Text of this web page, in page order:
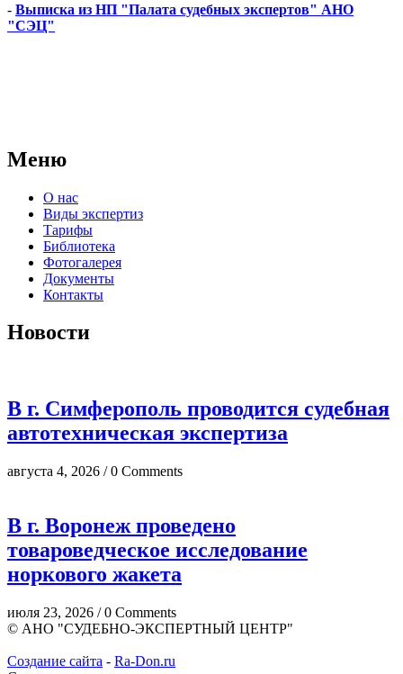
- Выписка из НП "Палата судебных экспертов" АНО
"СЭЦ"
Меню
О нас
Виды экспертиз
Тарифы
Библиотека
Фотогалерея
Документы
Контакты
Новости
В г. Симферополь проводится судебная
автотехническая экспертиза
августа 4, 2026 / 0 Comments
В г. Воронеж проведено
товароведческое исследование
норкового жакета
июля 23, 2026 / 0 Comments
© АНО "СУДЕБНО-ЭКСПЕРТНЫЙ ЦЕНТР"
Создание сайта - Ra-Don.ru